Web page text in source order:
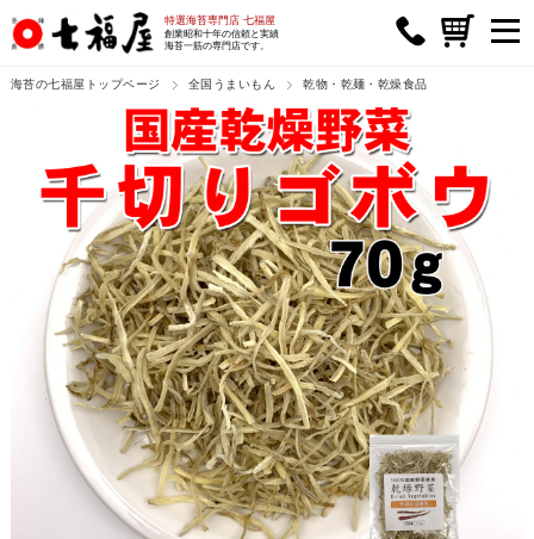
特選海苔専門店 七福屋
創業昭和十年の信頼と実績
海苔一筋の専門店です。
海苔の七福屋トップページ 全国うまいもん 乾物・乾麺・乾燥食品